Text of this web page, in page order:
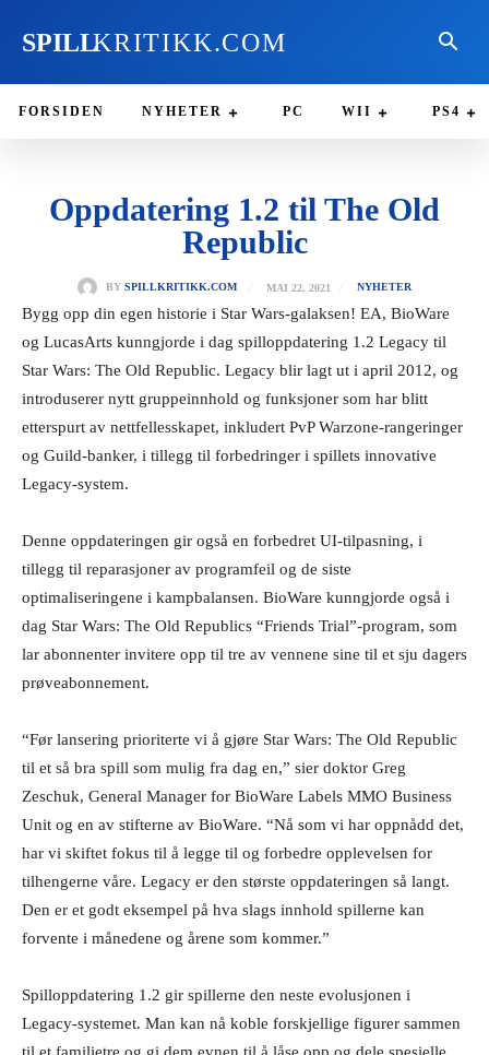
SPILLKRITIKK.COM
FORSIDEN NYHETER PC WII PS4
Oppdatering 1.2 til The Old
Republic
BY SPILLKRITIKK.COM MAI 22, 2021 NYHETER
Bygg opp din egen historie i Star Wars-galaksen! EA, BioWare
og LucasArts kunngjorde i dag spilloppdatering 1.2 Legacy til
Star Wars: The Old Republic. Legacy blir lagt ut i april 2012, og
introduserer nytt gruppeinnhold og funksjoner som har blitt
etterspurt av nettfellesskapet, inkludert PvP Warzone-rangeringer
og Guild-banker, i tillegg til forbedringer i spillets innovative
Legacy-system.
Denne oppdateringen gir også en forbedret UI-tilpasning, i
tillegg til reparasjoner av programfeil og de siste
optimaliseringene i kampbalansen. BioWare kunngjorde også i
dag Star Wars: The Old Republics “Friends Trial”-program, som
lar abonnenter invitere opp til tre av vennene sine til et sju dagers
prøveabonnement.
“Før lansering prioriterte vi å gjøre Star Wars: The Old Republic
til et så bra spill som mulig fra dag en,” sier doktor Greg
Zeschuk, General Manager for BioWare Labels MMO Business
Unit og en av stifterne av BioWare. “Nå som vi har oppnådd det,
har vi skiftet fokus til å legge til og forbedre opplevelsen for
tilhengerne våre. Legacy er den største oppdateringen så langt.
Den er et godt eksempel på hva slags innhold spillerne kan
forvente i månedene og årene som kommer.”
Spilloppdatering 1.2 gir spillerne den neste evolusjonen i
Legacy-systemet. Man kan nå koble forskjellige figurer sammen